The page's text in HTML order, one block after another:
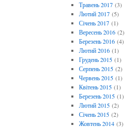
Травень 2017(3)
Лютий 2017(5)
Січень 2017(1)
Вересень 2016(2)
Березень 2016(4)
Лютий 2016(1)
Грудень 2015(1)
Серпень 2015(2)
Червень 2015(1)
Квітень 2015(1)
Березень 2015(1)
Лютий 2015(2)
Січень 2015(2)
Жовтень 2014(3)